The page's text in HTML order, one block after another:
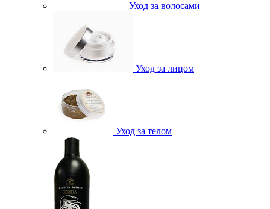
Уход за волосами
Уход за лицом
Уход за телом